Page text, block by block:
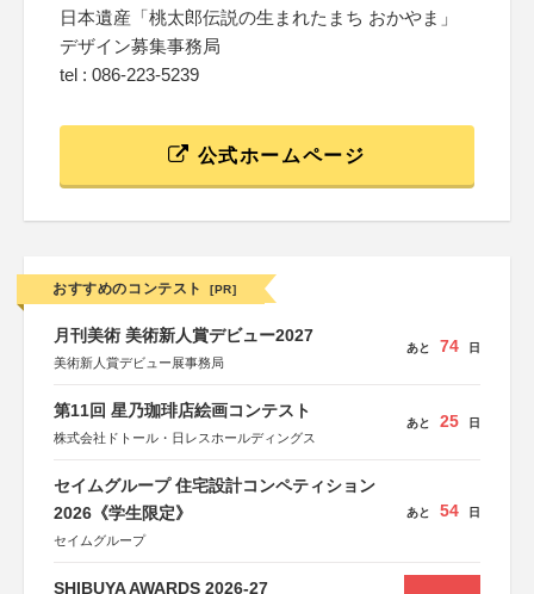
日本遺産「桃太郎伝説の生まれたまち おかやま」
デザイン募集事務局
tel : 086-223-5239
公式ホームページ
おすすめのコンテスト [PR]
月刊美術 美術新人賞デビュー2027
美術新人賞デビュー展事務局
あと 74 日
第11回 星乃珈琲店絵画コンテスト
株式会社ドトール・日レスホールディングス
あと 25 日
セイムグループ 住宅設計コンペティション
2026《学生限定》
セイムグループ
あと 54 日
SHIBUYA AWARDS 2026-27